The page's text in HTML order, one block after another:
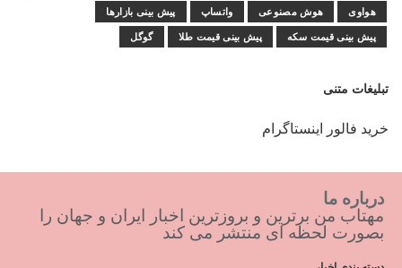
هواوی هوش مصنوعی واتساپ پیش بینی بازارها
پیش بینی قیمت سکه پیش بینی قیمت طلا گوگل
تبلیغات متنی
خرید فالور اینستاگرام
درباره ما
مهتاب من برترین و بروزترین اخبار ایران و جهان را
بصورت لحظه ای منتشر می کند